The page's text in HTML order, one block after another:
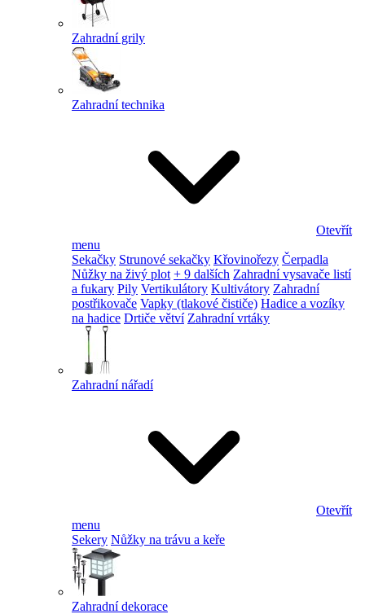
Zahradní grily
Zahradní technika
Otevřít
menu
Sekačky Strunové sekačky Křovinořezy Čerpadla
Nůžky na živý plot + 9 dalších Zahradní vysavače listí
a fukary Pily Vertikulátory Kultivátory Zahradní
postřikovače Vapky (tlakové čističe) Hadice a vozíky
na hadice Drtiče větví Zahradní vrtáky
Zahradní nářadí
Otevřít
menu
Sekery Nůžky na trávu a keře
Zahradní dekorace